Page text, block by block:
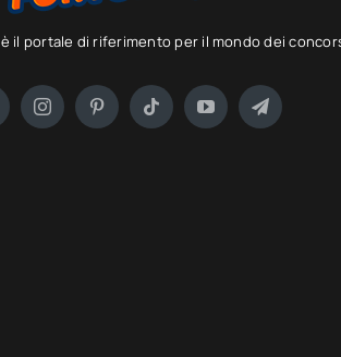
è il portale di riferimento per il mondo dei